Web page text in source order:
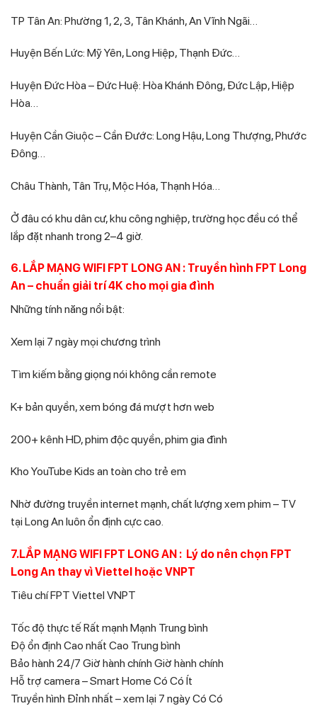
TP Tân An: Phường 1, 2, 3, Tân Khánh, An Vĩnh Ngãi…
Huyện Bến Lức: Mỹ Yên, Long Hiệp, Thạnh Đức…
Huyện Đức Hòa – Đức Huệ: Hòa Khánh Đông, Đức Lập, Hiệp
Hòa…
Huyện Cần Giuộc – Cần Đước: Long Hậu, Long Thượng, Phước
Đông…
Châu Thành, Tân Trụ, Mộc Hóa, Thạnh Hóa…
Ở đâu có khu dân cư, khu công nghiệp, trường học đều có thể
lắp đặt nhanh trong 2–4 giờ.
6. LẮP MẠNG WIFI FPT LONG AN : Truyền hình FPT Long
An – chuẩn giải trí 4K cho mọi gia đình
Những tính năng nổi bật:
Xem lại 7 ngày mọi chương trình
Tìm kiếm bằng giọng nói không cần remote
K+ bản quyền, xem bóng đá mượt hơn web
200+ kênh HD, phim độc quyền, phim gia đình
Kho YouTube Kids an toàn cho trẻ em
Nhờ đường truyền internet mạnh, chất lượng xem phim – TV
tại Long An luôn ổn định cực cao.
7.LẮP MẠNG WIFI FPT LONG AN : Lý do nên chọn FPT
Long An thay vì Viettel hoặc VNPT
Tiêu chí FPT Viettel VNPT
Tốc độ thực tế Rất mạnh Mạnh Trung bình
Độ ổn định Cao nhất Cao Trung bình
Bảo hành 24/7 Giờ hành chính Giờ hành chính
Hỗ trợ camera – Smart Home Có Có Ít
Truyền hình Đỉnh nhất – xem lại 7 ngày Có Có